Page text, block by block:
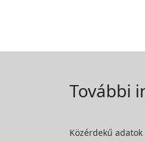
További
Közérdekű adatok